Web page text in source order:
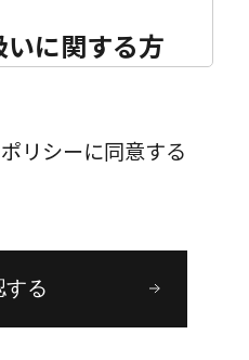
に関する方
護に関する法令を
で取り扱う個人
できる個人情報保
を目的として、プ
リシーに同意する
する